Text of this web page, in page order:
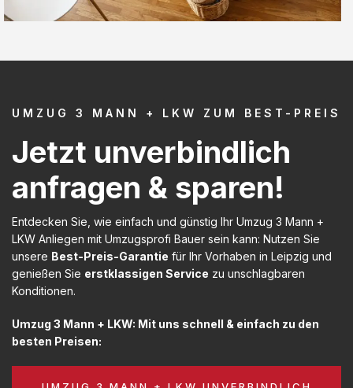
UMZUG 3 MANN + LKW ZUM BEST-PREIS
Jetzt unverbindlich
anfragen & sparen!
Entdecken Sie, wie einfach und günstig Ihr Umzug 3 Mann +
LKW Anliegen mit Umzugsprofi Bauer sein kann: Nutzen Sie
unsere Best-Preis-Garantie für Ihr Vorhaben in Leipzig und
genießen Sie erstklassigen Service zu unschlagbaren
Konditionen.
Umzug 3 Mann + LKW: Mit uns schnell & einfach zu den
besten Preisen: